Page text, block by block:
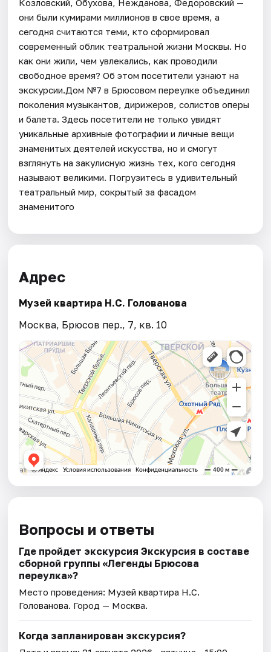
Козловский, Обухова, Нежданова, Федоровский —
они были кумирами миллионов в свое время, а
сегодня считаются теми, кто сформировал
современный облик театральной жизни Москвы. Но
как они жили, чем увлекались, как проводили
свободное время? Об этом посетители узнают на
экскурсии.Дом №7 в Брюсовом переулке объединил
поколения музыкантов, дирижеров, солистов оперы
и балета. Здесь посетители не только увидят
уникальные архивные фотографии и личные вещи
знаменитых деятелей искусства, но и смогут
взглянуть на закулисную жизнь тех, кого сегодня
называют великими. Погрузитесь в удивительный
театральный мир, сокрытый за фасадом
знаменитого
Адрес
Музей квартира Н.С. Голованова
Москва, Брюсов пер., 7, кв. 10
Вопросы и ответы
Где пройдет экскурсия Экскурсия в составе
сборной группы «Легенды Брюсова
переулка»?
Место проведения: Музей квартира Н.С.
Голованова. Город — Москва.
Когда запланирован экскурсия?